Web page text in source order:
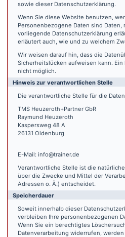
sowie dieser Datenschutzerklärung.
Wenn Sie diese Website benutzen,
Personenbezogene Daten sind
vorliegende Datenschutzerklärung
erläutert auch, wie und zu welchem
Wir weisen darauf hin, dass die
Sicherheitslücken aufweisen kann.
nicht möglich.
Hinweis zur verantwortlichen Stelle
Die verantwortliche Stelle für die
TMS Heuzeroth+Partner GbR
Raymund Heuzeroth
Kaspersweg 48 A
26131 Oldenburg
E-Mail: info@trainer.de
Verantwortliche Stelle ist die
über die Zwecke und Mittel der
Adressen o. Ä.) entscheidet.
Speicherdauer
Soweit innerhalb dieser
verbleiben Ihre personenbezogenen
Wenn Sie ein berechtigtes
Datenverarbeitung widerrufen,